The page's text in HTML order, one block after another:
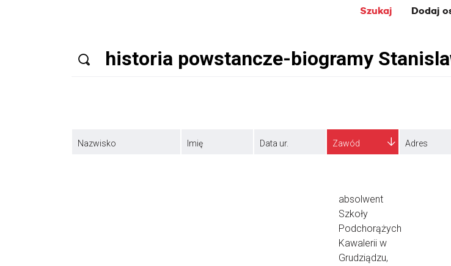
Szukaj
Dodaj
Nazwisko Imię Data ur. Zawód Adres
absolwent
Szkoły
Podchorążych
Kawalerii w
Grudziądzu,